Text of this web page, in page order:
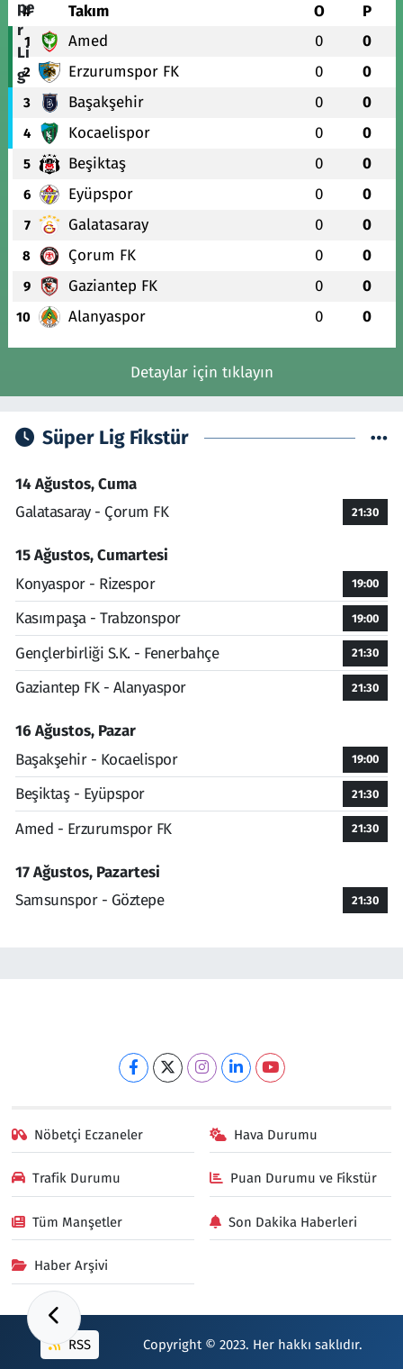
# Takım O P
1 Amed 0 0
2 Erzurumspor FK 0 0
3 Başakşehir 0 0
4 Kocaelispor 0 0
5 Beşiktaş 0 0
6 Eyüpspor 0 0
7 Galatasaray 0 0
8 Çorum FK 0 0
9 Gaziantep FK 0 0
10 Alanyaspor 0 0
Detaylar için tıklayın
Süper Lig Fikstür
14 Ağustos, Cuma
Galatasaray - Çorum FK
21:30
15 Ağustos, Cumartesi
Konyaspor - Rizespor
19:00
Kasımpaşa - Trabzonspor 19:00
Gençlerbirliği S.K. - Fenerbahçe 21:30
Gaziantep FK - Alanyaspor 21:30
16 Ağustos, Pazar
Başakşehir - Kocaelispor
19:00
Beşiktaş - Eyüpspor 21:30
Amed - Erzurumspor FK 21:30
17 Ağustos, Pazartesi
Samsunspor - Göztepe
21:30
Nöbetçi Eczaneler Hava Durumu
Trafik Durumu Puan Durumu ve Fikstür
Tüm Manşetler Son Dakika Haberleri
Haber Arşivi
RSS Copyright © 2023. Her hakkı saklıdır.